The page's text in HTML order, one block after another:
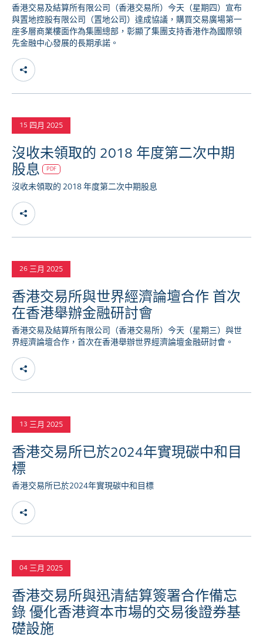
香港交易及結算所有限公司（香港交易所）今天（星期四）宣布
與置地控股有限公司（置地公司）達成協議，購買交易廣場第一
座多層商業樓面作為集團總部，彰顯了集團支持香港作為國際領
先金融中心發展的長期承諾。
15 四月 2025
沒收未領取的 2018 年度第二次中期
股息
PDF
沒收未領取的 2018 年度第二次中期股息
26 三月 2025
香港交易所與世界經濟論壇合作 首次
在香港舉辦金融研討會
香港交易及結算所有限公司（香港交易所）今天（星期三）與世
界經濟論壇合作，首次在香港舉辦世界經濟論壇金融研討會。
13 三月 2025
香港交易所已於2024年實現碳中和目
標
香港交易所已於2024年實現碳中和目標
04 三月 2025
香港交易所與迅清結算簽署合作備忘
錄 優化香港資本市場的交易後證券基
礎設施